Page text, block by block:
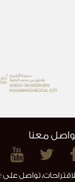
معنا
تواصل على